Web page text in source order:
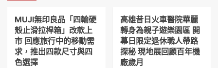
MUJI無印良品「四輪硬
殼止滑拉桿箱」改款上
市 回應旅行中的移動需
求，推出四款尺寸與四
色選擇
高雄昔日火車醫院華麗
轉身為親子遊樂園區 開
幕日限定退休職人帶路
探秘 現地展回顧百年機
廠歲月